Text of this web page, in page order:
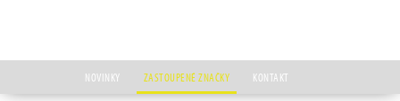
NOVINKY ZASTOUPENÉ ZNAČKY KONTAKT